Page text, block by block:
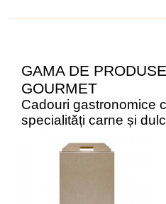
GAMA DE
GOURMET
Cadouri gastronomice
specialități carne și